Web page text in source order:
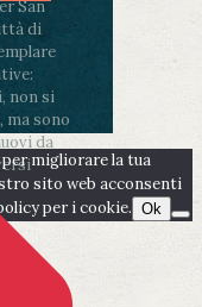
San
di
non si
ma sono
da
migliorare la tua
sito web acconsenti
per i cookie. Ok